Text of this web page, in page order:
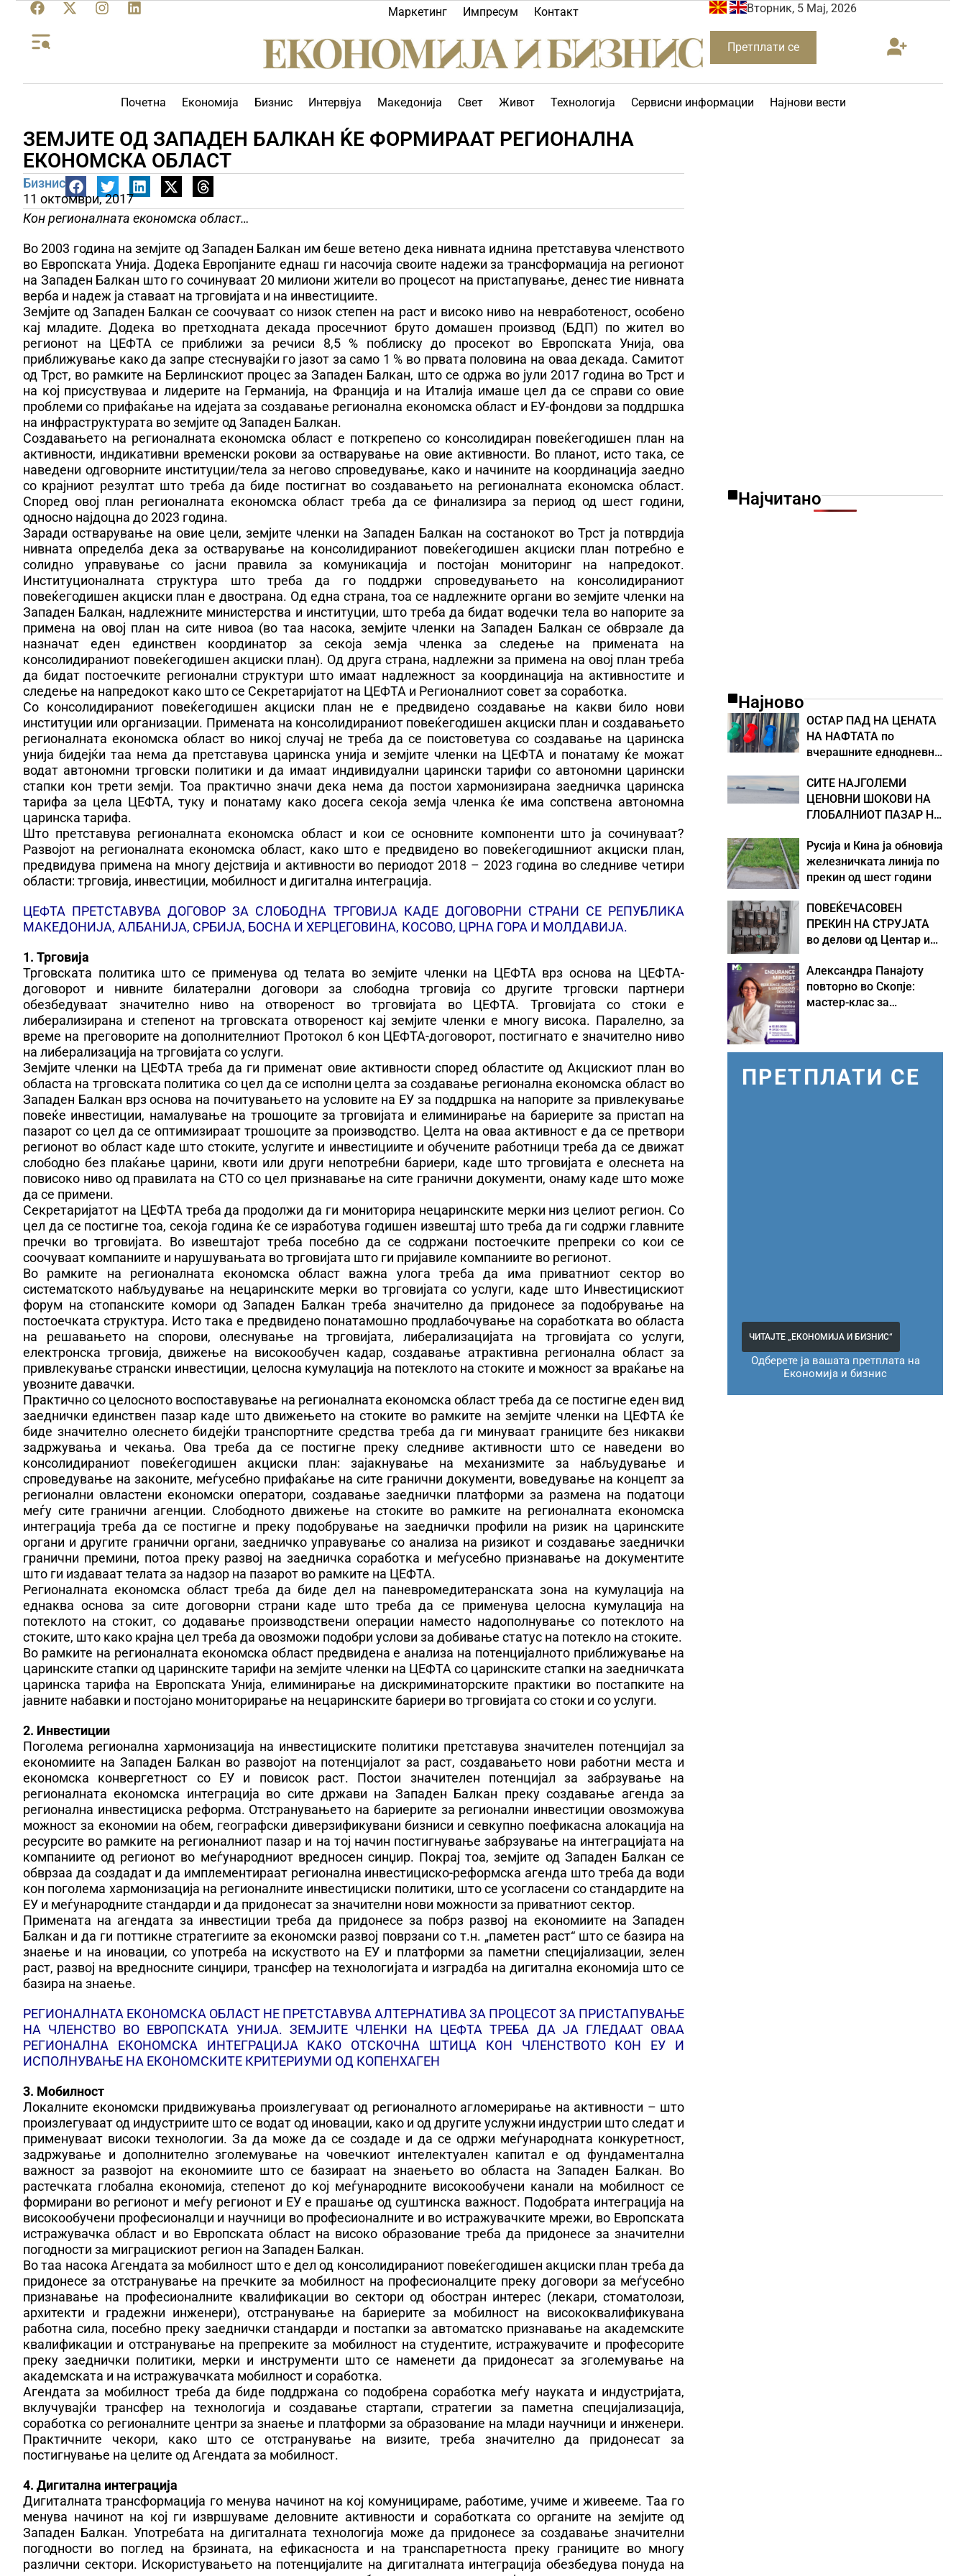
Маркетинг Импресум Контакт Вторник, 5 Мај, 2026
Претплати се
Почетна Економија Бизнис Интервјуа Македонија Свет Живот Технологија Сервисни информации Најнови вести
ЗЕМЈИТЕ ОД ЗАПАДЕН БАЛКАН ЌЕ ФОРМИРААТ РЕГИОНАЛНА
ЕКОНОМСКА ОБЛАСТ
Бизнис
11 октомври, 2017
Кон регионалната економска област…
Во 2003 година на земјите од Западен Балкан им беше ветено дека нивната иднина претставува членството
во Европската Унија. Додека Европјаните еднаш ги насочија своите надежи за трансформација на регионот
на Западен Балкан што го сочинуваат 20 милиони жители во процесот на пристапување, денес тие нивната
верба и надеж ја ставаат на трговијата и на инвестициите.
Земјите од Западен Балкан се соочуваат со низок степен на раст и високо ниво на невработеност, особено
кај младите. Додека во претходната декада просечниот бруто домашен производ (БДП) по жител во
регионот на ЦЕФТА се приближи за речиси 8,5 % поблиску до просекот во Европската Унија, ова
приближување како да запре стеснувајќи го јазот за само 1 % во првата половина на оваа декада. Самитот
од Трст, во рамките на Берлинскиот процес за Западен Балкан, што се одржа во јули 2017 година во Трст и
на кој присуствуваа и лидерите на Германија, на Франција и на Италија имаше цел да се справи со овие
проблеми со прифаќање на идејата за создавање регионална економска област и ЕУ-фондови за поддршка
на инфраструктурата во земјите од Западен Балкан.
Создавањето на регионалната економска област е поткрепено со консолидиран повеќегодишен план на
активности, индикативни временски рокови за остварување на овие активности. Во планот, исто така, се
наведени одговорните институции/тела за негово спроведување, како и начините на координација заедно
со крајниот резултат што треба да биде постигнат во создавањето на регионалната економска област.
Според овој план регионалната економска област треба да се финализира за период од шест години,
односно најдоцна до 2023 година.
Заради остварување на овие цели, земјите членки на Западен Балкан на состанокот во Трст ја потврдија
нивната определба дека за остварување на консолидираниот повеќегодишен акциски план потребно е
солидно управување со јасни правила за комуникација и постојан мониторинг на напредокот.
Институционалната структура што треба да го поддржи спроведувањето на консолидираниот
повеќегодишен акциски план е двострана. Од една страна, тоа се надлежните органи во земјите членки на
Западен Балкан, надлежните министерства и институции, што треба да бидат водечки тела во напорите за
примена на овој план на сите нивоа (во таа насока, земјите членки на Западен Балкан се обврзале да
назначат еден единствен координатор за секоја земја членка за следење на примената на
консолидираниот повеќегодишен акциски план). Од друга страна, надлежни за примена на овој план треба
да бидат постоечките регионални структури што имаат надлежност за координација на активностите и
следење на напредокот како што се Секретаријатот на ЦЕФТА и Регионалниот совет за соработка.
Со консолидираниот повеќегодишен акциски план не е предвидено создавање на какви било нови
институции или организации. Примената на консолидираниот повеќегодишен акциски план и создавањето
регионалната економска област во никој случај не треба да се поистоветува со создавање на царинска
унија бидејќи таа нема да претставува царинска унија и земјите членки на ЦЕФТА и понатаму ќе можат
водат автономни трговски политики и да имаат индивидуални царински тарифи со автономни царински
стапки кон трети земји. Тоа практично значи дека нема да постои хармонизирана заедничка царинска
тарифа за цела ЦЕФТА, туку и понатаму како досега секоја земја членка ќе има сопствена автономна
царинска тарифа.
Што претставува регионалната економска област и кои се основните компоненти што ја сочинуваат?
Развојот на регионалната економска област, како што е предвидено во повеќегодишниот акциски план,
предвидува примена на многу дејствија и активности во периодот 2018 – 2023 година во следниве четири
области: трговија, инвестиции, мобилност и дигитална интеграција.
ЦЕФТА ПРЕТСТАВУВА ДОГОВОР ЗА СЛОБОДНА ТРГОВИЈА КАДЕ ДОГОВОРНИ СТРАНИ СЕ РЕПУБЛИКА
МАКЕДОНИЈА, АЛБАНИЈА, СРБИЈА, БОСНА И ХЕРЦЕГОВИНА, КОСОВО, ЦРНА ГОРА И МОЛДАВИЈА.
1. Трговија
Трговската политика што се применува од телата во земјите членки на ЦЕФТА врз основа на ЦЕФТА-
договорот и нивните билатерални договори за слободна трговија со другите трговски партнери
обезбедуваат значително ниво на отвореност во трговијата во ЦЕФТА. Трговијата со стоки е
либерализирана и степенот на трговската отвореност кај земјите членки е многу висока. Паралелно, за
време на преговорите на дополнителниот Протокол 6 кон ЦЕФТА-договорот, постигнато е значително ниво
на либерализација на трговијата со услуги.
Земјите членки на ЦЕФТА треба да ги применат овие активности според областите од Акцискиот план во
областа на трговската политика со цел да се исполни целта за создавање регионална економска област во
Западен Балкан врз основа на почитувањето на условите на ЕУ за поддршка на напорите за привлекување
повеќе инвестиции, намалување на трошоците за трговијата и елиминирање на бариерите за пристап на
пазарот со цел да се оптимизираат трошоците за производство. Целта на оваа активност е да се претвори
регионот во област каде што стоките, услугите и инвестициите и обучените работници треба да се движат
слободно без плаќање царини, квоти или други непотребни бариери, каде што трговијата е олеснета на
повисоко ниво од правилата на СТО со цел признавање на сите гранични документи, онаму каде што може
да се примени.
Секретаријатот на ЦЕФТА треба да продолжи да ги мониторира нецаринските мерки низ целиот регион. Со
цел да се постигне тоа, секоја година ќе се изработува годишен извештај што треба да ги содржи главните
пречки во трговијата. Во извештајот треба посебно да се содржани постоечките препреки со кои се
соочуваат компаниите и нарушувањата во трговијата што ги пријавиле компаниите во регионот.
Во рамките на регионалната економска област важна улога треба да има приватниот сектор во
систематското набљудување на нецаринските мерки во трговијата со услуги, каде што Инвестицискиот
форум на стопанските комори од Западен Балкан треба значително да придонесе за подобрување на
постоечката структура. Исто така е предвидено понатамошно продлабочување на соработката во областа
на решавањето на спорови, олеснување на трговијата, либерализацијата на трговијата со услуги,
електронска трговија, движење на високообучен кадар, создавање атрактивна регионална област за
привлекување странски инвестиции, целосна кумулација на потеклото на стоките и можност за враќање на
увозните давачки.
Практично со целосното воспоставување на регионалната економска област треба да се постигне еден вид
заеднички единствен пазар каде што движењето на стоките во рамките на земјите членки на ЦЕФТА ќе
биде значително олеснето бидејќи транспортните средства треба да ги минуваат границите без никакви
задржувања и чекања. Ова треба да се постигне преку следниве активности што се наведени во
консолидираниот повеќегодишен акциски план: зајакнување на механизмите за набљудување и
спроведување на законите, меѓусебно прифаќање на сите гранични документи, воведување на концепт за
регионални овластени економски оператори, создавање заеднички платформи за размена на податоци
меѓу сите гранични агенции. Слободното движење на стоките во рамките на регионалната економска
интеграција треба да се постигне и преку подобрување на заеднички профили на ризик на царинските
органи и другите гранични органи, заедничко управување со анализа на ризикот и создавање заеднички
гранични премини, потоа преку развој на заедничка соработка и меѓусебно признавање на документите
што ги издаваат телата за надзор на пазарот во рамките на ЦЕФТА.
Регионалната економска област треба да биде дел на паневромедитеранската зона на кумулација на
еднаква основа за сите договорни страни каде што треба да се применува целосна кумулација на
потеклото на стокит, со додавање производствени операции наместо надополнување со потеклото на
стоките, што како крајна цел треба да овозможи подобри услови за добивање статус на потекло на стоките.
Во рамките на регионалната економска област предвидена е анализа на потенцијалното приближување на
царинските стапки од царинските тарифи на земјите членки на ЦЕФТА со царинските стапки на заедничката
царинска тарифа на Европската Унија, елиминирање на дискриминаторските практики во постапките на
јавните набавки и постојано мониторирање на нецаринските бариери во трговијата со стоки и со услуги.
2. Инвестиции
Поголема регионална хармонизација на инвестициските политики претставува значителен потенцијал за
економиите на Западен Балкан во развојот на потенцијалот за раст, создавањето нови работни места и
економска конвергетност со ЕУ и повисок раст. Постои значителен потенцијал за забрзување на
регионалната економска интеграција во сите држави на Западен Балкан преку создавање агенда за
регионална инвестициска реформа. Отстранувањето на бариерите за регионални инвестиции овозможува
можност за економии на обем, географски диверзификувани бизниси и севкупно поефикасна алокација на
ресурсите во рамките на регионалниот пазар и на тој начин постигнување забрзување на интеграцијата на
компаниите од регионот во меѓународниот вредносен синџир. Покрај тоа, земјите од Западен Балкан се
обврзаа да создадат и да имплементираат регионална инвестициско-реформска агенда што треба да води
кон поголема хармонизација на регионалните инвестициски политики, што се усогласени со стандардите на
ЕУ и меѓународните стандарди и да придонесат за значителни нови можности за приватниот сектор.
Примената на агендата за инвестиции треба да придонесе за побрз развој на економиите на Западен
Балкан и да ги поттикне стратегиите за економски развој поврзани со т.н. „паметен раст“ што се базира на
знаење и на иновации, со употреба на искуството на ЕУ и платформи за паметни специјализации, зелен
раст, развој на вредносните синџири, трансфер на технологијата и изградба на дигитална економија што се
базира на знаење.
РЕГИОНАЛНАТА ЕКОНОМСКА ОБЛАСТ НЕ ПРЕТСТАВУВА АЛТЕРНАТИВА ЗА ПРОЦЕСОТ ЗА ПРИСТАПУВАЊЕ
НА ЧЛЕНСТВО ВО ЕВРОПСКАТА УНИЈА. ЗЕМЈИТЕ ЧЛЕНКИ НА ЦЕФТА ТРЕБА ДА ЈА ГЛЕДААТ ОВАА
РЕГИОНАЛНА ЕКОНОМСКА ИНТЕГРАЦИЈА КАКО ОТСКОЧНА ШТИЦА КОН ЧЛЕНСТВОТО КОН ЕУ И
ИСПОЛНУВАЊЕ НА ЕКОНОМСКИТЕ КРИТЕРИУМИ ОД КОПЕНХАГЕН
3. Мобилност
Локалните економски придвижувања произлегуваат од регионалното агломерирање на активности – што
произлегуваат од индустриите што се водат од иновации, како и од другите услужни индустрии што следат и
применуваат високи технологии. За да може да се создаде и да се одржи меѓународната конкуретност,
задржување и дополнително зголемување на човечкиот интелектуален капитал е од фундаментална
важност за развојот на економиите што се базираат на знаењето во областа на Западен Балкан. Во
растечката глобална економија, степенот до кој меѓународните високообучени канали на мобилност се
формирани во регионот и меѓу регионот и ЕУ е прашање од суштинска важност. Подобрата интеграција на
високообучени професионалци и научници во професионалните и во истражувачките мрежи, во Европската
истражувачка област и во Европската област на високо образование треба да придонесе за значителни
погодности за миграцискиот регион на Западен Балкан.
Во таа насока Агендата за мобилност што е дел од консолидираниот повеќегодишен акциски план треба да
придонесе за отстранување на пречките за мобилност на професионалците преку договори за меѓусебно
признавање на професионалните квалификации во сектори од обостран интерес (лекари, стоматолози,
архитекти и градежни инженери), отстранување на бариерите за мобилност на висококвалификувана
работна сила, посебно преку заеднички стандарди и постапки за автоматско признавање на академските
квалификации и отстранување на препреките за мобилност на студентите, истражувачите и професорите
преку заеднички политики, мерки и инструменти што се наменети да придонесат за зголемување на
академската и на истражувачката мобилност и соработка.
Агендата за мобилност треба да биде поддржана со подобрена соработка меѓу науката и индустријата,
вклучувајќи трансфер на технологија и создавање стартапи, стратегии за паметна специјализација,
соработка со регионалните центри за знаење и платформи за образование на млади научници и инженери.
Практичните чекори, како што се отстранување на визите, треба значително да придонесат за
постигнување на целите од Агендата за мобилност.
4. Дигитална интеграција
Дигиталната трансформација го менува начинот на кој комуницираме, работиме, учиме и живееме. Таа го
менува начинот на кој ги извршуваме деловните активности и соработката со органите на земјите од
Западен Балкан. Употребата на дигиталната технологија може да придонесе за создавање значителни
погодности во поглед на брзината, на ефикасноста и на транспаретноста преку границите во многу
различни сектори. Искористувањето на потенцијалите на дигиталната интеграција обезбедува понуда на
Најчитано
Најново
ОСТАР ПАД НА ЦЕНАТА
НА НАФТАТА по
вчерашните еднодневни
СИТЕ НАЈГОЛЕМИ
ЦЕНОВНИ ШОКОВИ НА
ГЛОБАЛНИОТ ПАЗАР НА
воените конфликти во
Персискиот Залив
Русија и Кина ја обновија
железничката линија по
прекин од шест години
ПОВЕЌЕЧАСОВЕН
ПРЕКИН НА СТРУЈАТА
во делови од Центар и
Александра Панајоту
повторно во Скопје:
мастер-клас за
ПРЕТПЛАТИ СЕ
ЧИТАЈТЕ „ЕКОНОМИЈА И БИЗНИС“
Одберете ја вашата претплата на
Економија и бизнис